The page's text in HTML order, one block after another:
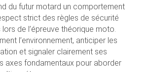
du futur motard un comportement
strict des règles de sécurité
de l’épreuve théorique moto.
l’environnement, anticiper les
et signaler clairement ses
axes fondamentaux pour aborder